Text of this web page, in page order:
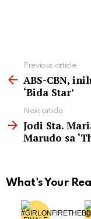
more
Previous article
ABS-CBN,
‘Bida Star’
Next article
Jodi Sta.
Marudo sa
What's Your